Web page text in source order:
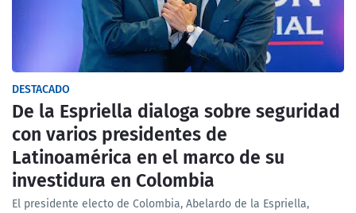
DESTACADO
De la Espriella dialoga sobre seguridad
con varios presidentes de
Latinoamérica en el marco de su
investidura en Colombia
El presidente electo de Colombia, Abelardo de la Espriella,